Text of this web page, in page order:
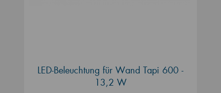
LED-Beleuchtung für Wand Tapi 600 -
13,2 W